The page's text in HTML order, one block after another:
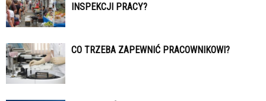
INSPEKCJI PRACY?
CO TRZEBA ZAPEWNIĆ PRACOWNIKOWI?